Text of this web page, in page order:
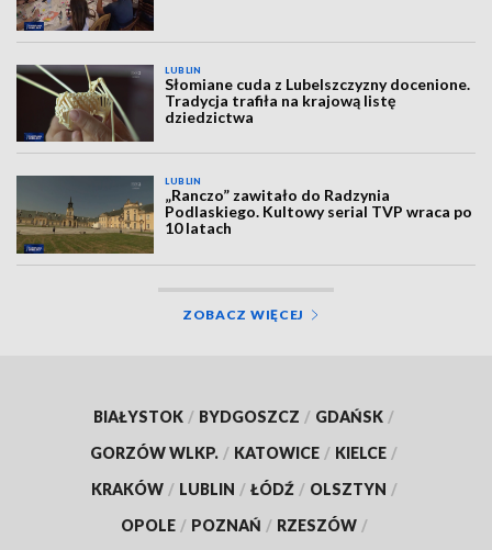
LUBLIN
Słomiane cuda z Lubelszczyzny docenione.
Tradycja trafiła na krajową listę
dziedzictwa
LUBLIN
„Ranczo” zawitało do Radzynia
Podlaskiego. Kultowy serial TVP wraca po
10 latach
ZOBACZ WIĘCEJ
BIAŁYSTOK / BYDGOSZCZ / GDAŃSK /
GORZÓW WLKP. / KATOWICE / KIELCE /
KRAKÓW / LUBLIN / ŁÓDŹ / OLSZTYN /
OPOLE / POZNAŃ / RZESZÓW /